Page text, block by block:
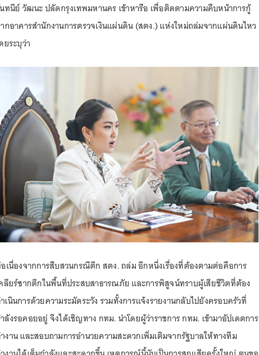
ทนีย์ วัฒนะ ปลัดกรุงเทพมหานคร เข้าหารือ เพื่อติดตามความคืบหน้าการกู้
กอาคารสำนักงานการตรวจเงินแผ่นดิน (สตง.) แห่งใหม่ถล่มจากแผ่นดินไหว
ยระบุว่า
เนื่องจากการสืบสวนกรณีตึก สตง. ถล่ม อีกหนึ่งเรื่องที่ต้องตามต่อคือการ
ลียร์ซากตึกในพื้นที่ประสบสาธารณภัย และการพิสูจน์ทราบผู้เสียชีวิตที่ต้อง
เนินการด้วยความระมัดระวัง รวมทั้งการแจ้งรายงานกลับไปยังครอบครัวที่
ลังรอคอยอยู่ จึงได้เชิญทาง กทม. นำโดยผู้ว่าราชการ กทม. เข้ามาอัปเดตการ
งาน และสอบถามการอำนวยความสะดวกเพิ่มเติมจากรัฐบาลให้ทางทีม